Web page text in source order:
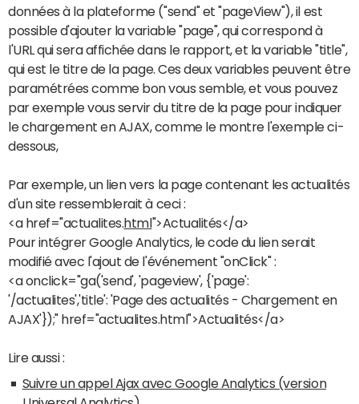
données à la plateforme ("send" et "pageView"), il est
possible d'ajouter la variable "page", qui correspond à
l'URL qui sera affichée dans le rapport, et la variable "title",
qui est le titre de la page. Ces deux variables peuvent être
paramétrées comme bon vous semble, et vous pouvez
par exemple vous servir du titre de la page pour indiquer
le chargement en AJAX, comme le montre l'exemple ci-
dessous,
Par exemple, un lien vers la page contenant les actualités
d'un site ressemblerait à ceci :
<a href="actualites. html ">Actualités</a>
Pour intégrer Google Analytics, le code du lien serait
modifié avec l'ajout de l'événement "onClick" :
<a onclick="ga('send', 'pageview', {'page':
'/actualites','title': 'Page des actualités - Chargement en
AJAX'});" href="actualites.html">Actualités</a>
Lire aussi :
Suivre un appel Ajax avec Google Analytics (version